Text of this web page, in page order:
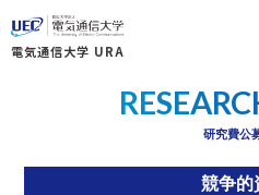
電気通信大学 URA
研究費公
競争的